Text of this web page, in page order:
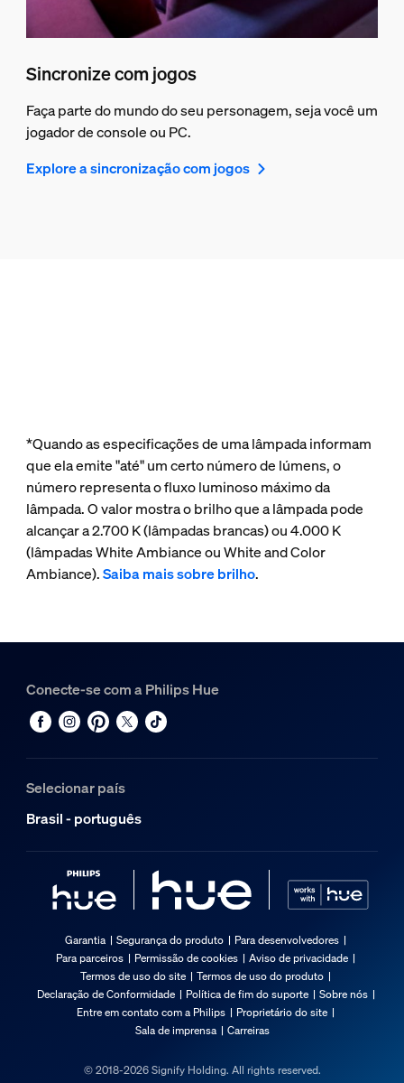
Sincronize com jogos
Faça parte do mundo do seu personagem, seja você um
jogador de console ou PC.
Explore a sincronização com jogos
*Quando as especificações de uma lâmpada informam
que ela emite "até" um certo número de lúmens, o
número representa o fluxo luminoso máximo da
lâmpada. O valor mostra o brilho que a lâmpada pode
alcançar a 2.700 K (lâmpadas brancas) ou 4.000 K
(lâmpadas White Ambiance ou White and Color
Ambiance).Saiba mais sobre brilho.
Conecte-se com a Philips Hue
Selecionar país
Brasil - português
Garantia Segurança do produto
Para desenvolvedores
Para parceiros
Permissão de cookies
Aviso de privacidade
Termos de uso do site
Termos de uso do produto
Declaração de Conformidade
Política de fim do suporte
Sobre nós
Entre em contato com a Philips
Proprietário do site
Sala de imprensa
Carreiras
© 2018-2026 Signify Holding. All rights reserved.